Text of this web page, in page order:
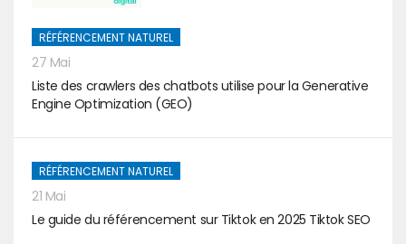
RÉFÉRENCEMENT NATUREL
27 Mai
Liste des crawlers des chatbots utilise pour la Generative
Engine Optimization (GEO)
RÉFÉRENCEMENT NATUREL
21 Mai
Le guide du référencement sur Tiktok en 2025 Tiktok SEO